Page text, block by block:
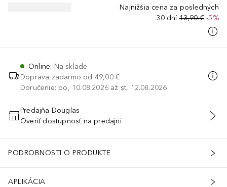
Najnižšia cena za posledných
30 dní 13,90 € -5%
Online: Na sklade
Doprava zadarmo od 49,00 €
Doručenie: po, 10.08.2026 až st, 12.08.2026
PRIDAŤ DO KOŠÍKA
Predajňa Douglas
Overiť dostupnosť na predajni
PODROBNOSTI O PRODUKTE
APLIKÁCIA